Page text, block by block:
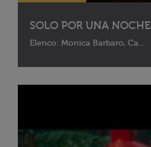
SOLO POR UNA NOCHE
Elenco: Monica Barbaro, Ca...